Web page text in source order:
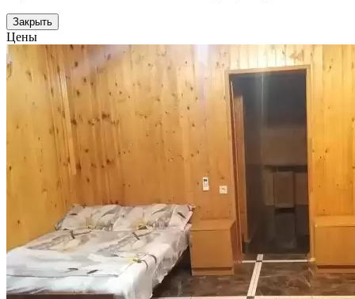
Закрыть
Цены